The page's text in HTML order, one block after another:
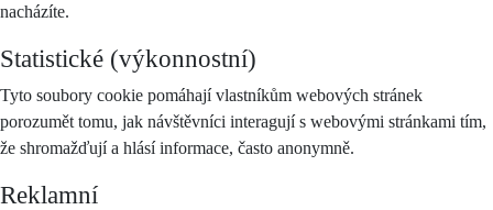
nacházíte.
Statistické (výkonnostní)
Tyto soubory cookie pomáhají vlastníkům webových stránek
porozumět tomu, jak návštěvníci interagují s webovými stránkami tím,
že shromažďují a hlásí informace, často anonymně.
Reklamní